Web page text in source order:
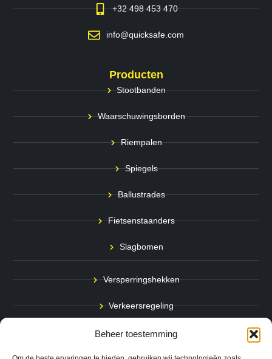
Beheer toestemming
+32 498 453 470
info@quicksafe.com
Producten
Stootbanden
Waarschuwingsborden
Riempalen
Spiegels
Ballustrades
Fietsenstaanders
Slagbomen
Versperringshekken
Verkeersregeling
Stadspalen